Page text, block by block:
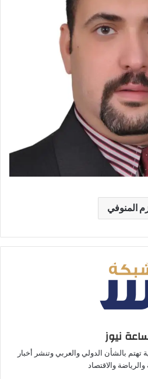
المنوفي
نيوز
بالشأن الدولي والعربي وتنشر أخبار
والاقتصاد